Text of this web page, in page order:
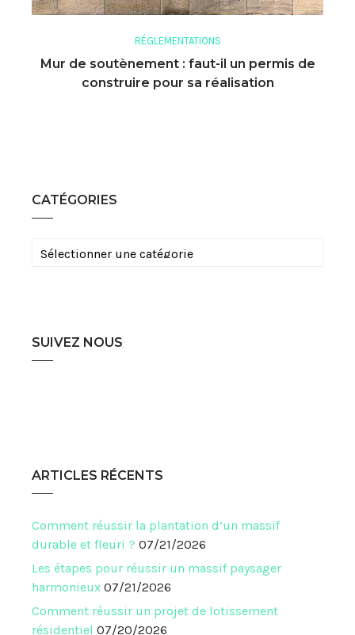
RÉGLEMENTATIONS
Mur de soutènement : faut-il un permis de
construire pour sa réalisation
CATÉGORIES
Catégories
SUIVEZ NOUS
ARTICLES RÉCENTS
Comment réussir la plantation d’un massif
durable et fleuri ? 07/21/2026
Les étapes pour réussir un massif paysager
harmonieux 07/21/2026
Comment réussir un projet de lotissement
résidentiel 07/20/2026